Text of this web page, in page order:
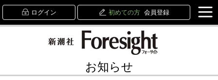
ログイン 初めての方 会員登録
お知らせ